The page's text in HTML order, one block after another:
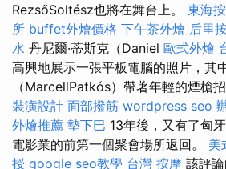
RezsőSoltész也將在舞台上。 東海
所 buffet外燴價格 下午茶外燴 后里
水 丹尼爾·蒂斯克（Daniel 歐式外燴
高興地展示一張平板電腦的照片，其
（MarcellPatkós）帶著年輕的煙槍
裝潢設計 面部撥筋 wordpress seo
外燴推薦 墊下巴 13年後，又有了匈
電影業的前第一個聚會場所返回。 美
授 google seo教學 台灣 按摩 該評